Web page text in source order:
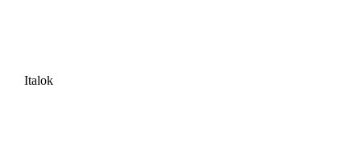
Italok